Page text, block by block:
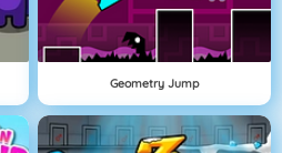
Geometry Jump